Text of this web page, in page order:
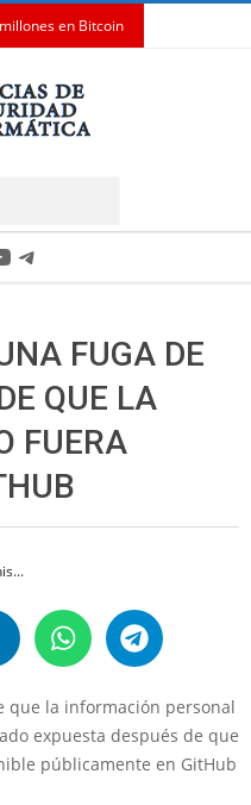
en Bitcoin
Telegram
FUGA DE
QUE LA
FUERA
que la información personal
expuesta después de que
públicamente en GitHub